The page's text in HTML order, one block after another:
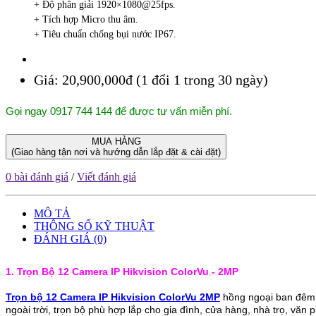
+ Độ phân giải 1920×1080@25fps.
+ Tích hợp Micro thu âm.
+ Tiêu chuẩn chống bụi nước IP67.
Giá: 20,900,000đ (1 đổi 1 trong 30 ngày)
Gọi ngay 0917 744 144 để được tư vấn miễn phí.
MUA HÀNG
(Giao hàng tận nơi và hướng dẫn lắp đặt & cài đặt)
0 bài đánh giá /Viết đánh giá
MÔ TẢ
THÔNG SỐ KỸ THUẬT
ĐÁNH GIÁ (0)
1. Trọn Bộ 12 Camera IP Hikvision ColorVu - 2MP
Trọn bộ 12 Camera IP Hikvision ColorVu 2MP hồng ngoại ban
ngoài trời, trọn bộ phù hợp lắp cho gia đình, cửa hàng, nhà trọ,